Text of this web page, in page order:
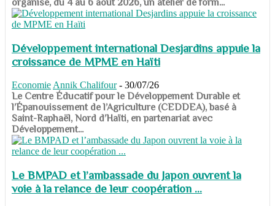
organise, du 4 au 6 août 2026, un atelier de form...
Développement international Desjardins appuie la
croissance de MPME en Haïti
Economie Annik Chalifour - 30/07/26
​​​​​​​Le Centre Éducatif pour le Développement Durable et
l’Épanouissement de l’Agriculture (CEDDEA), basé à
Saint-Raphaël, Nord d’Haïti, en partenariat avec
Développement...
Le BMPAD et l’ambassade du Japon ouvrent la
voie à la relance de leur coopération ...